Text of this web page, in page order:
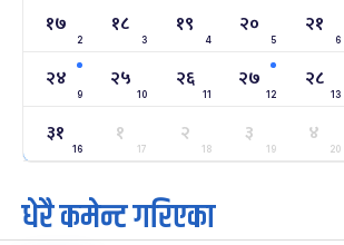
सोम
अन्तराष्ट्रिय नारी दिवस
फाल्गुन २४, २०८३- Mar 8, 2027
२५
मंगल
ग्याल्पो ल्होसार
फाल्गुन २५, २०८३ Mar 9, 2027
७
आइत
पूर्णिमा व्रत
चैत्र ७, २०८३-Mar 21, 2027
१७
2
१८
3
१९
4
२०
5
२१
6
२४
9
२५
10
२६
11
२७
12
२८
13
३१
16
१
17
२
18
३
19
४
20
धेरै कमेन्ट गरिएका